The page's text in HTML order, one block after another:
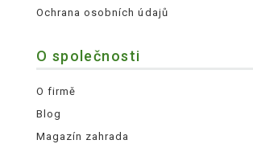
Ochrana osobních údajů
O společnosti
O firmě
Blog
Magazín zahrada